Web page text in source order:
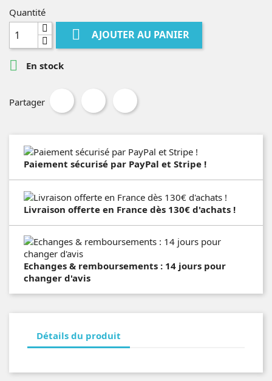
Quantité
 AJOUTER AU PANIER
 En stock
Partager
Paiement sécurisé par PayPal et Stripe !
Livraison offerte en France dès 130€ d'achats !
Echanges & remboursements : 14 jours pour
changer d'avis
Détails du produit